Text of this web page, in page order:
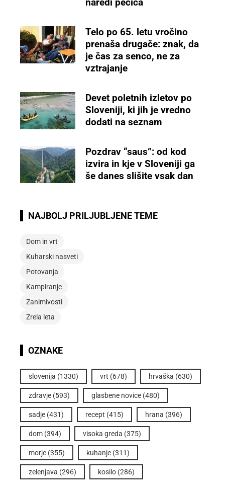
naredi pečica
Telo po 65. letu vročino
prenaša drugače: znak, da
je čas za senco, ne za
vztrajanje
Devet poletnih izletov po
Sloveniji, ki jih je vredno
dodati na seznam
Pozdrav “saus”: od kod
izvira in kje v Sloveniji ga
še danes slišite vsak dan
NAJBOLJ PRILJUBLJENE TEME
Dom in vrt
Kuharski nasveti
Potovanja
Kampiranje
Zanimivosti
Zrela leta
OZNAKE
slovenija (1330) vrt (678) hrvaška (630)
zdravje (593) glasbene novice (480)
sadje (431) recept (415) hrana (396)
dom (394) visoka greda (375)
morje (355) kuhanje (311)
zelenjava (296) kosilo (286)